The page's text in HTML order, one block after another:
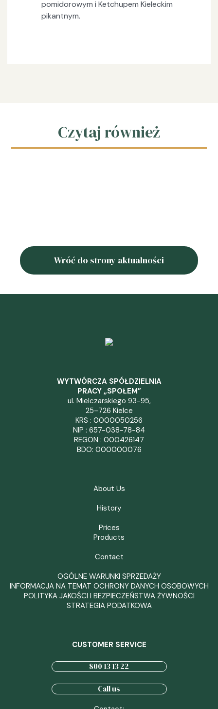
pomidorowym i Ketchupem Kieleckim
pikantnym.
Czytaj również
Wróć do strony aktualności
WYTWÓRCZA SPÓŁDZIELNIA
PRACY „SPOŁEM”
ul. Mielczarskiego 93-95,
25–726 Kielce
KRS : 0000050256
NIP : 657-038-78-84
REGON : 000426147
BDO: 000000076
About Us
History
Prices
Products
Contact
OGÓLNE WARUNKI SPRZEDAŻY
INFORMACJA NA TEMAT OCHRONY DANYCH OSOBOWYCH
POLITYKA JAKOŚCI I BEZPIECZEŃSTWA ŻYWNOŚCI
STRATEGIA PODATKOWA
CUSTOMER SERVICE
800 13 13 22
Call us